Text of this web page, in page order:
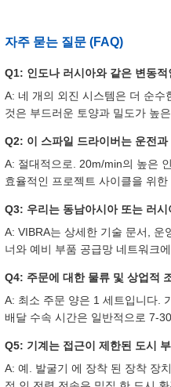
자주 묻는 질문 (FAQ)
Q1: 인도나 러시아와 같은 변동
A: 네 개의 외진 시스템은 더 순수
것은 부드러운 토양과 밀도가 높
Q2: 이 스파일 드라이버는 운전
A: 절대적으로. 20m/min의 높은
효율적인 프로젝트 사이클을 위한
Q3: 우리는 동남아시아 또는 러
A: VIBRA는 상세한 기술 문서, 운
너와 예비 부품 공급망 네트워크에
Q4: 주문에 대한 물류 및 상업적
A: 최소 주문 양은 1 세트입니다.
배달 수속 시간은 일반적으로 7-
Q5: 기계는 접근이 제한된 도시
A: 예. 발굴기 에 장착 된 장착 장